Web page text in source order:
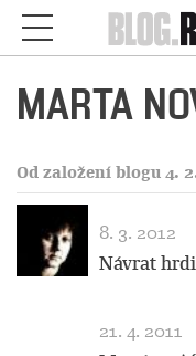
MARTA
Od založení blogu 4.
8. 3. 2012
Návrat
21. 4. 2011